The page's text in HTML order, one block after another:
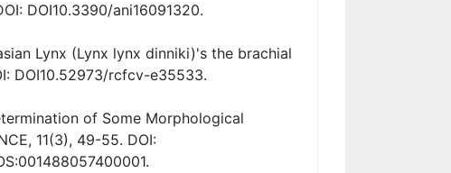
DOI10.3390/ani16091320.
Lynx (Lynx lynx dinniki)'s the brachial
DOI10.52973/rcfcv-e35533.
of Some Morphological
11(3), 49-55. DOI: